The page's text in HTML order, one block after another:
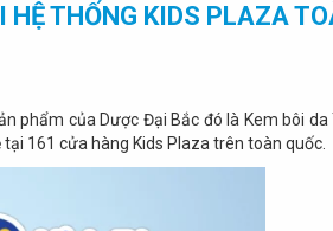
THỐNG KIDS PLAZA
phẩm của Dược Đại Bắc đó là Kem bôi da
161 cửa hàng Kids Plaza trên toàn quốc.